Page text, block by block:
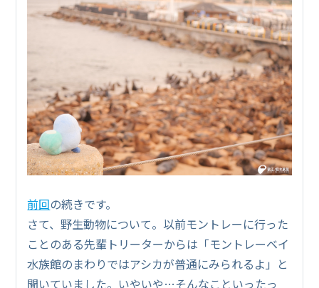
前回の続きです。
さて、野生動物について。以前モントレーに行った
ことのある先輩トリーターからは「モントレーベイ
水族館のまわりではアシカが普通にみられるよ」と
聞いていました。いやいや…そんなこといったっ